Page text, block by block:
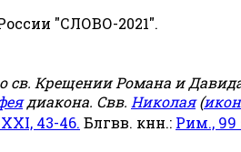
"СЛОВО-2021".
св. Крещении Романа и
диакона. Свв. Николая(
43-46. Блгвв. кнн.: Рим., 99